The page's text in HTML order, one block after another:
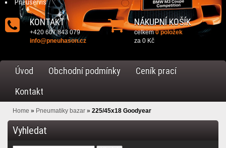
Pneuservis
KONTAKT
+420 607 843 079
info@pneuhason.cz
NÁKUPNÍ KOŠÍK
celkem0 položek
za 0 Kč
Úvod Obchodní podmínky
Ceník prací
Kontakt
Home » Pneumatiky bazar » 225/45x18 Goodyear
Vyhledat